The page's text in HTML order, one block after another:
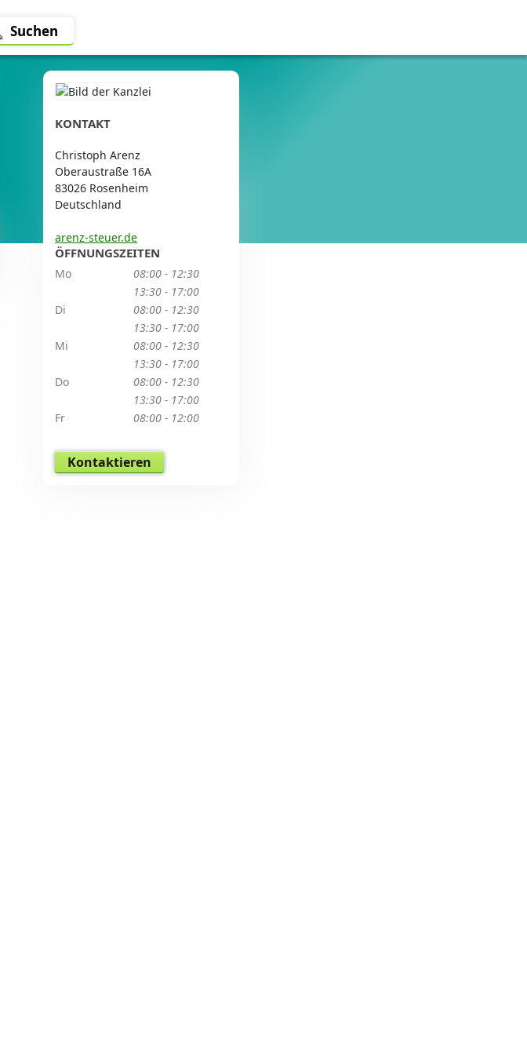
Suchen
KONTAKT
Christoph Arenz
Oberaustraße 16A
83026 Rosenheim
Deutschland
arenz-steuer.de
ÖFFNUNGSZEITEN
Mo
08:00 - 12:30
13:30 - 17:00
Di
08:00 - 12:30
13:30 - 17:00
Mi
08:00 - 12:30
13:30 - 17:00
Do
08:00 - 12:30
13:30 - 17:00
Fr
08:00 - 12:00
Kontaktieren